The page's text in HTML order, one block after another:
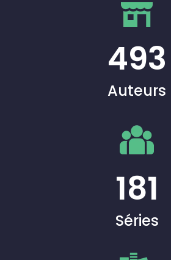
493
Auteurs
181
Séries